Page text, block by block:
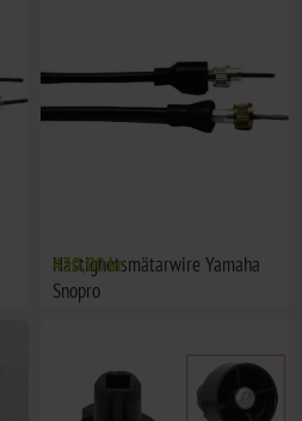
Hastighetsmätarwire Yamaha
Snopro
430,00 kr